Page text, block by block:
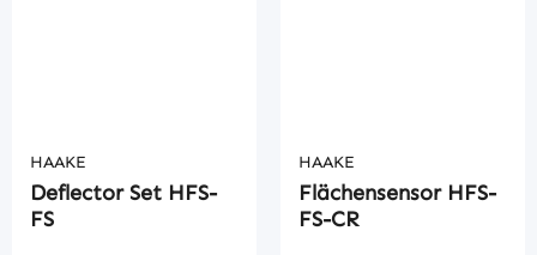
HAAKE
Deflector Set HFS-
FS
HAAKE
Flächensensor HFS-
FS-CR